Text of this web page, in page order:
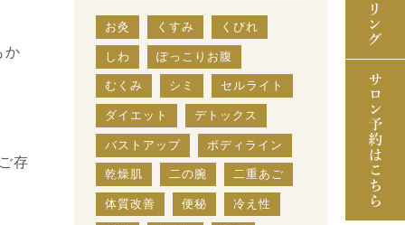
か
存
お灸 くすみ くびれ
しわ ぽっこりお腹
むくみ シミ セルライト
ダイエット デトックス
バストアップ ボディライン
乾燥肌 二の腕 二重あご
体質改善 便秘 冷え性